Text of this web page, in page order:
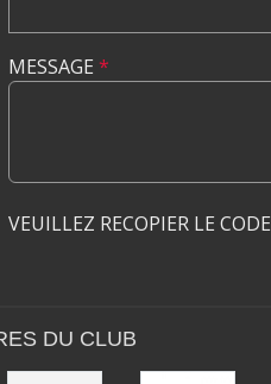
MESSAGE *
VEUILLEZ RECOPIER LE CODE
DU CLUB